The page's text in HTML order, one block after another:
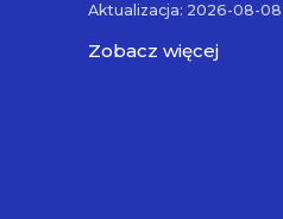
Aktualizacja: 2026-08-08
Zobacz więcej